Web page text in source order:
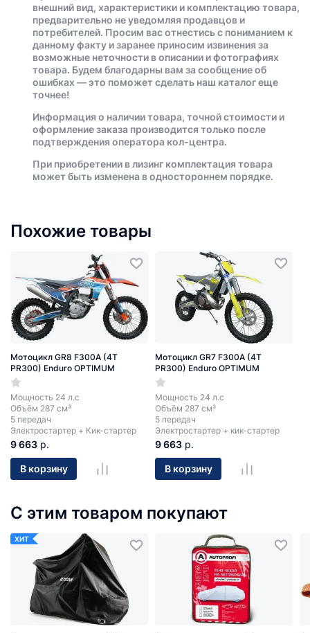
внешний вид, характеристики и комплектацию товара,
предварительно не уведомляя продавцов и
потребителей. Просим вас отнестись с пониманием к
данному факту и заранее приносим извинения за
возможные неточности в описании и фотографиях
товара. Будем благодарны вам за сообщение об
ошибках — это поможет сделать наш каталог еще
точнее!
Информация о наличии товара, точной стоимости и
оформление заказа производится только после
подтверждения оператора кол-центра.
При приобретении в лизинг комплектация товара
может быть изменена в одностороннем порядке.
Похожие товары
Мотоцикл GR8 F300A (4T
PR300) Enduro OPTIMUM
Мощность 24 л.с
Объём 287 см³
5 передач
Электростартер + Кик-стартер
9 663 р.
В корзину
Мотоцикл GR7 F300A (4T
PR300) Enduro OPTIMUM
Мощность 24 л.с
Объём 287 см³
5 передач
Электростартер + кик-стартер
9 663 р.
В корзину
С этим товаром покупают
ХИТ